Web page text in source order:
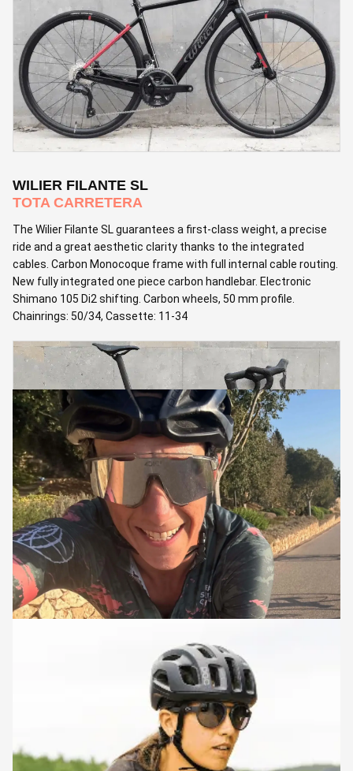
WILIER FILANTE SL
TOTA CARRETERA
The Wilier Filante SL guarantees a first-class weight, a precise
ride and a great aesthetic clarity thanks to the integrated
cables. Carbon Monocoque frame with full internal cable routing.
New fully integrated one piece carbon handlebar. Electronic
Shimano 105 Di2 shifting. Carbon wheels, 50 mm profile.
Chainrings: 50/34, Cassette: 11-34
RIDE LEADERS
L'Emanuela és italiana i després de molts anys vivint a Barcelona
es va traslladar a Mallorca. Va començar a fer triatló fa 10 anys i
ho ha convertit en la seva vida! A més de ser guia, l'Emanuela
acull hostes d'arreu del món al seu Airbnb.